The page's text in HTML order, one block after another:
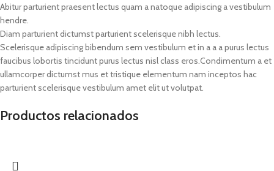
Abitur parturient praesent lectus quam a natoque adipiscing a vestibulum
hendre.
Diam parturient dictumst parturient scelerisque nibh lectus.
Scelerisque adipiscing bibendum sem vestibulum et in a a a purus lectus
faucibus lobortis tincidunt purus lectus nisl class eros.Condimentum a et
ullamcorper dictumst mus et tristique elementum nam inceptos hac
parturient scelerisque vestibulum amet elit ut volutpat.
Productos relacionados